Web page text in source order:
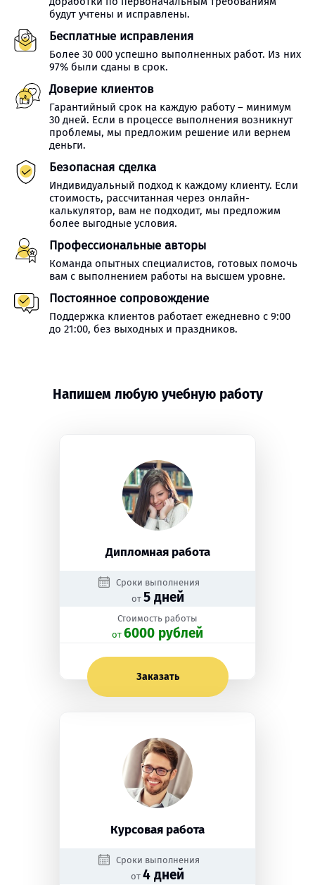
будут учтены и исправлены.
Бесплатные исправления
Более 30 000 успешно выполненных работ. Из них
97% были сданы в срок.
Доверие клиентов
Гарантийный срок на каждую работу – минимум
30 дней. Если в процессе выполнения возникнут
проблемы, мы предложим решение или вернем
деньги.
Безопасная сделка
Индивидуальный подход к каждому клиенту. Если
стоимость, рассчитанная через онлайн-
калькулятор, вам не подходит, мы предложим
более выгодные условия.
Профессиональные авторы
Команда опытных специалистов, готовых помочь
вам с выполнением работы на высшем уровне.
Постоянное сопровождение
Поддержка клиентов работает ежедневно с 9:00
до 21:00, без выходных и праздников.
Напишем любую учебную работу
Дипломная работа
Сроки выполнения
от 5 дней
Стоимость работы
oт 6000 рублей
Заказать
Курсовая работа
Сроки выполнения
от 4 дней